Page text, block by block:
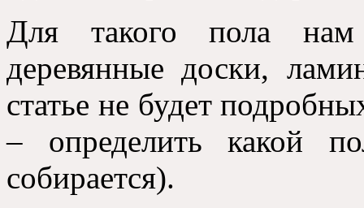
Для такого пола нам
деревянные доски,
статье не будет
– определить какой
собирается).